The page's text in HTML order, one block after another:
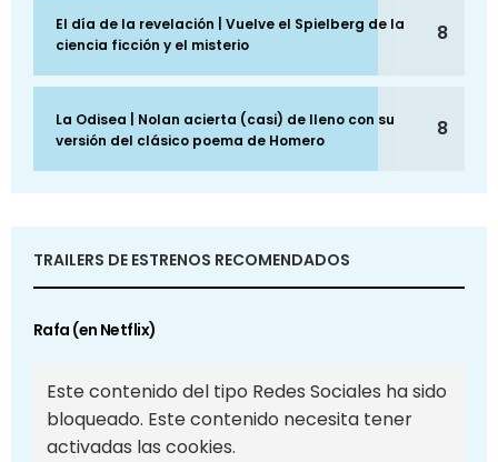
El día de la revelación | Vuelve el Spielberg de la
ciencia ficción y el misterio
8
La Odisea | Nolan acierta (casi) de lleno con su
versión del clásico poema de Homero
8
TRAILERS DE ESTRENOS RECOMENDADOS
Rafa (en Netflix)
Este contenido del tipo Redes Sociales ha sido
bloqueado. Este contenido necesita tener
activadas las cookies.